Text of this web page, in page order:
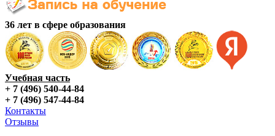
36 лет в сфере образования
Учебная часть
+ 7 (496) 540-44-84
+ 7 (496) 547-44-84
Контакты
Отзывы